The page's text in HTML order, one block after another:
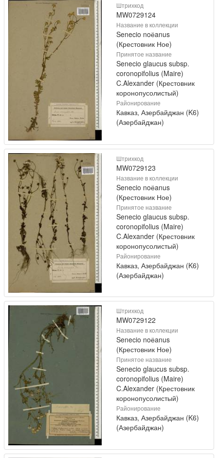
Штрихкод
MW0729124
Название в коллекции
Senecio noёanus
(Крестовник Ное)
Принятое название
Senecio glaucus subsp.
coronopifolius (Maire)
C.Alexander (Крестовник
коронопусолистый)
Районирование
Кавказ, Азербайджан (K6)
(Азербайджан)
Штрихкод
MW0729123
Название в коллекции
Senecio noёanus
(Крестовник Ное)
Принятое название
Senecio glaucus subsp.
coronopifolius (Maire)
C.Alexander (Крестовник
коронопусолистый)
Районирование
Кавказ, Азербайджан (K6)
(Азербайджан)
Штрихкод
MW0729122
Название в коллекции
Senecio noёanus
(Крестовник Ное)
Принятое название
Senecio glaucus subsp.
coronopifolius (Maire)
C.Alexander (Крестовник
коронопусолистый)
Районирование
Кавказ, Азербайджан (K6)
(Азербайджан)